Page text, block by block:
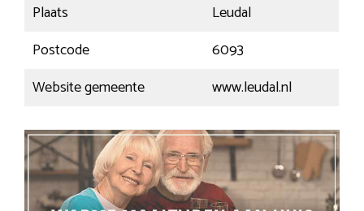
Plaats
Leudal
Postcode
6093
Website gemeente
www.leudal.nl